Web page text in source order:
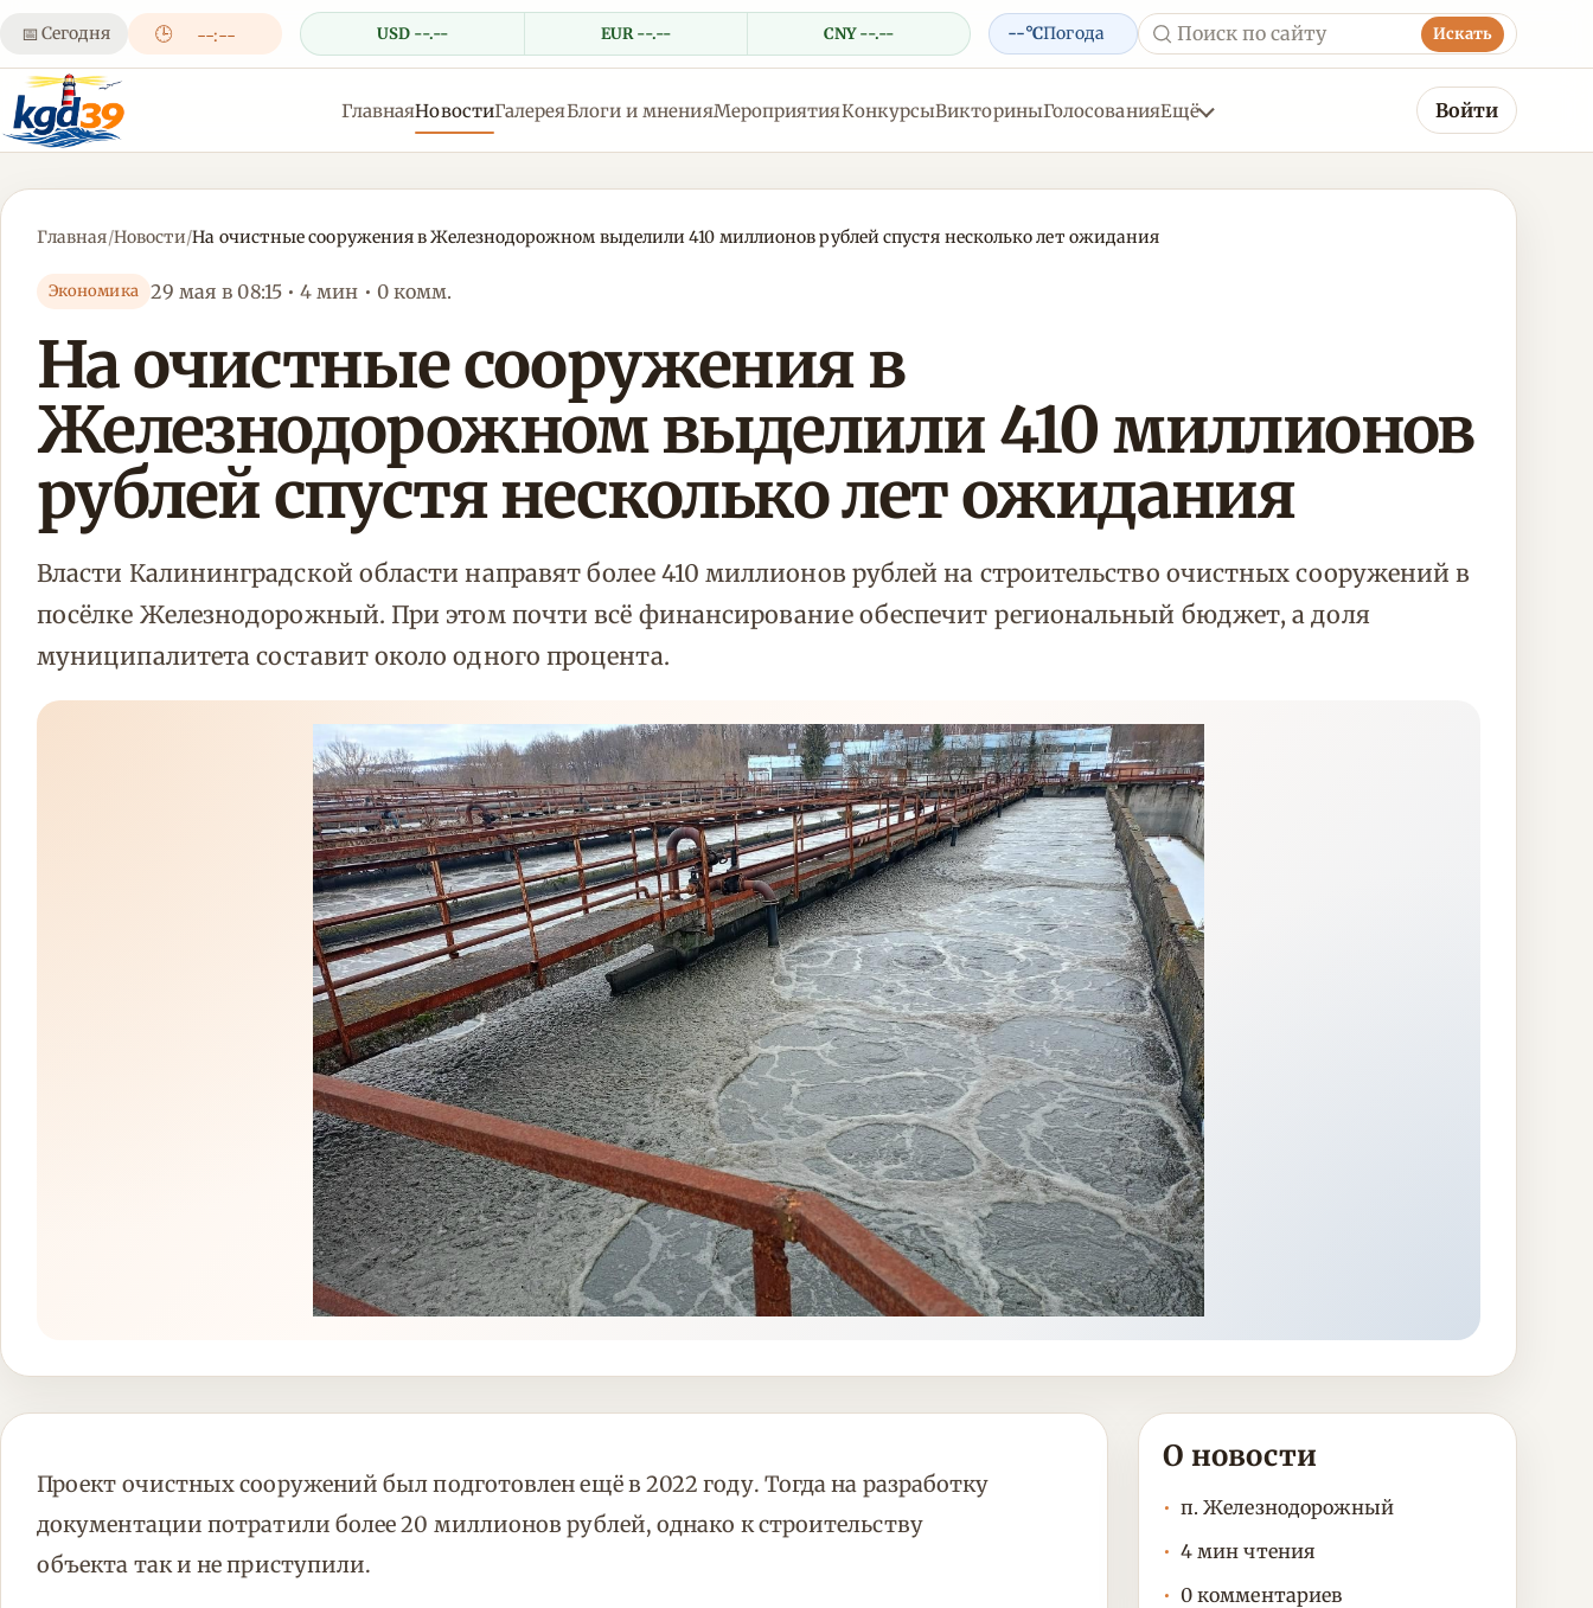
📅 Сегодня 🕒 --:-- USD --.-- EUR --.-- CNY --.-- --°CПогода Искать
ГлавнаяНовостиГалереяБлоги и мненияМероприятияКонкурсыВикториныГолосованияЕщё Войти
Главная/Новости/На очистные сооружения в Железнодорожном выделили 410 миллионов рублей спустя несколько лет ожидания
Экономика 29 мая в 08:15 • 4 мин • 0 комм.
На очистные сооружения в
Железнодорожном выделили 410 миллионов
рублей спустя несколько лет ожидания
Власти Калининградской области направят более 410 миллионов рублей на строительство очистных сооружений в
посёлке Железнодорожный. При этом почти всё финансирование обеспечит региональный бюджет, а доля
муниципалитета составит около одного процента.
Проект очистных сооружений был подготовлен ещё в 2022 году. Тогда на разработку
документации потратили более 20 миллионов рублей, однако к строительству
объекта так и не приступили.
О новости
п. Железнодорожный
4 мин чтения
0 комментариев